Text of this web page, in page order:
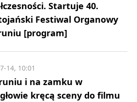
Startuje 40.
Festiwal Organowy
[program]
i na zamku w
kręcą sceny do filmu
14, 10:01